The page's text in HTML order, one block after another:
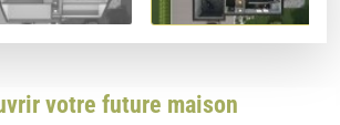
votre future maison